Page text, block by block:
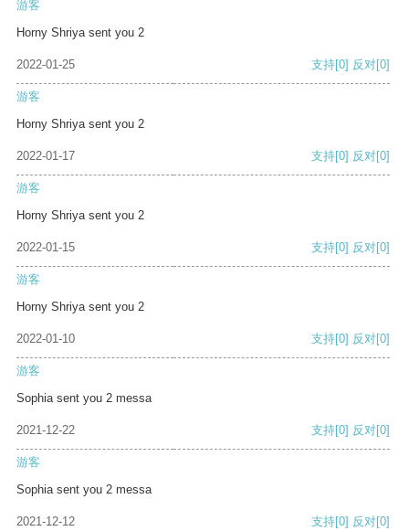
游客
Horny Shriya sent you 2
2022-01-25 支持[0] 反对[0]
游客
Horny Shriya sent you 2
2022-01-17 支持[0] 反对[0]
游客
Horny Shriya sent you 2
2022-01-15 支持[0] 反对[0]
游客
Horny Shriya sent you 2
2022-01-10 支持[0] 反对[0]
游客
Sophia sent you 2 messa
2021-12-22 支持[0] 反对[0]
游客
Sophia sent you 2 messa
2021-12-12 支持[0] 反对[0]